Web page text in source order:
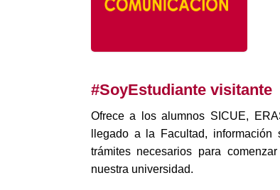
#SoyEstudiante visitante
Ofrece a los alumnos SICUE,
llegado a la Facultad,
trámites necesarios para
nuestra universidad.